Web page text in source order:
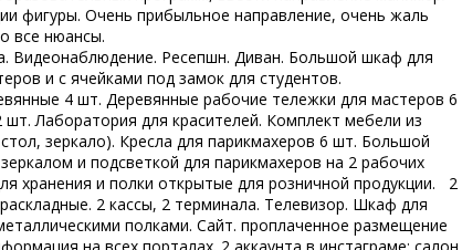
фигуры. Очень прибыльное направление, очень жаль
все нюансы.
Видеонаблюдение. Ресепшн. Диван. Большой шкаф для
и с ячейками под замок для студентов.
4 шт. Деревянные рабочие тележки для мастеров 6
Лаборатория для красителей. Комплект мебели из
зеркало). Кресла для парикмахеров 6 шт. Большой
и подсветкой для парикмахеров на 2 рабочих
хранения и полки открытые для розничной продукции. 2
2 кассы, 2 терминала. Телевизор. Шкаф для
полками. Сайт. проплаченное размещение